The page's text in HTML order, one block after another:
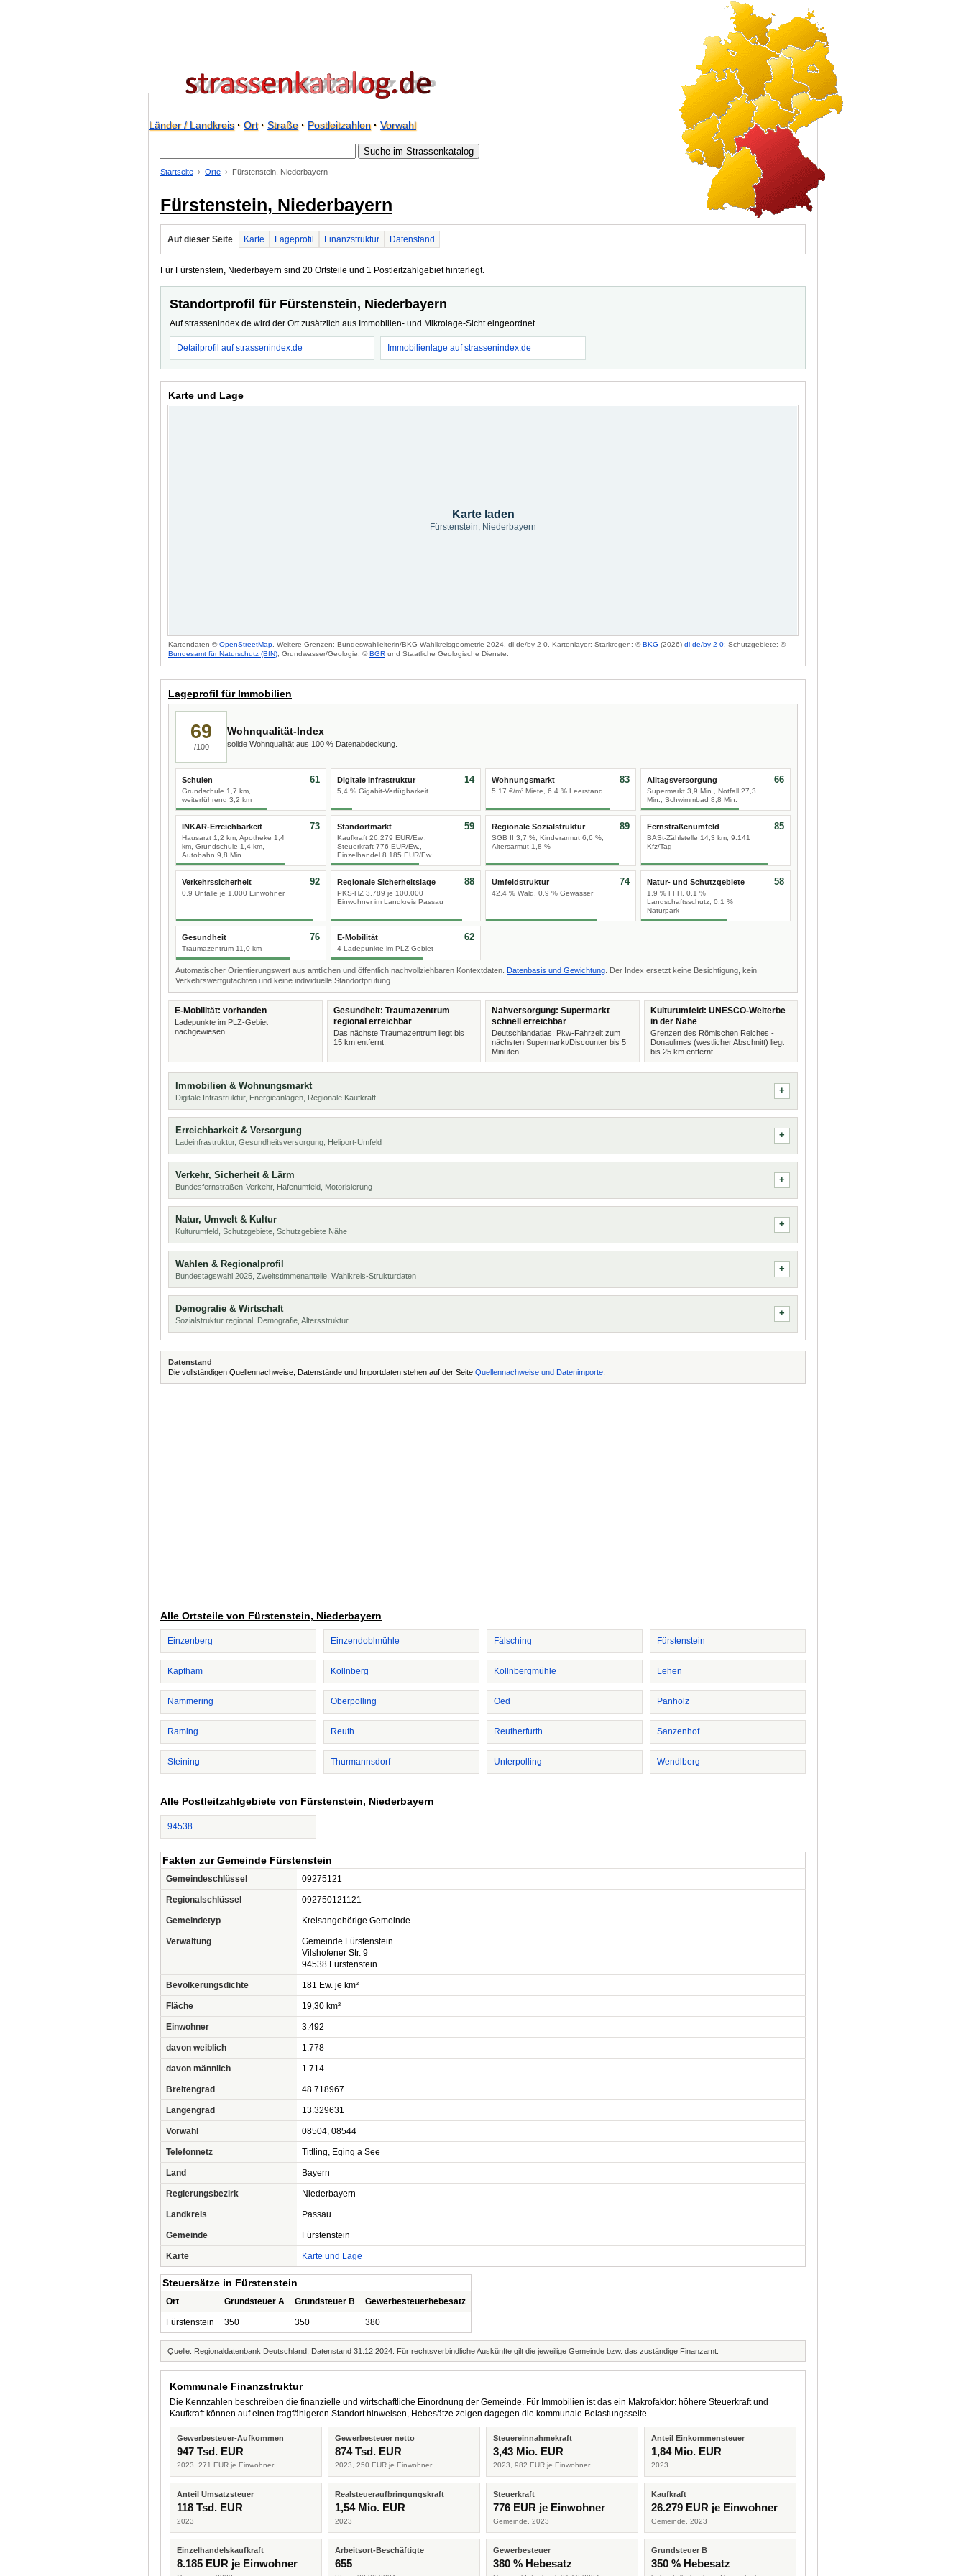
Länder / Landkreis· Ort· Straße· Postleitzahlen· Vorwahl
Startseite Orte Fürstenstein, Niederbayern
Fürstenstein, Niederbayern
Auf dieser Seite Karte Lageprofil Finanzstruktur Datenstand
Für Fürstenstein, Niederbayern sind 20 Ortsteile und 1 Postleitzahlgebiet hinterlegt.
Standortprofil für Fürstenstein, Niederbayern
Auf strassenindex.de wird der Ort zusätzlich aus Immobilien- und Mikrolage-Sicht eingeordnet.
Detailprofil auf strassenindex.de Immobilienlage auf strassenindex.de
Karte und Lage
Karte laden
Fürstenstein, Niederbayern
Kartendaten ©OpenStreetMap . Weitere Grenzen: Bundeswahlleiterin/BKG Wahlkreisgeometrie 2024, dl-de/by-2-0. Kartenlayer: Starkregen: ©BKG (2026) dl-de/by-2-0; Schutzgebiete: ©
Bundesamt für Naturschutz (BfN); Grundwasser/Geologie: ©BGR und Staatliche Geologische Dienste.
Lageprofil für Immobilien
69
/100
Wohnqualität-Index
solide Wohnqualität aus 100 % Datenabdeckung.
Schulen
Grundschule 1,7 km,
weiterführend 3,2 km
61 Digitale Infrastruktur
5,4 % Gigabit-Verfügbarkeit
14 Wohnungsmarkt
5,17 €/m² Miete, 6,4 % Leerstand
83 Alltagsversorgung
Supermarkt 3,9 Min., Notfall 27,3
Min., Schwimmbad 8,8 Min.
66
INKAR-Erreichbarkeit
Hausarzt 1,2 km, Apotheke 1,4
km, Grundschule 1,4 km,
Autobahn 9,8 Min.
73 Standortmarkt
Kaufkraft 26.279 EUR/Ew.,
Steuerkraft 776 EUR/Ew.,
Einzelhandel 8.185 EUR/Ew.
59 Regionale Sozialstruktur
SGB II 3,7 %, Kinderarmut 6,6 %,
Altersarmut 1,8 %
89 Fernstraßenumfeld
BASt-Zählstelle 14,3 km, 9.141
Kfz/Tag
85
Verkehrssicherheit
0,9 Unfälle je 1.000 Einwohner
92 Regionale Sicherheitslage
PKS-HZ 3.789 je 100.000
Einwohner im Landkreis Passau
88 Umfeldstruktur
42,4 % Wald, 0,9 % Gewässer
74 Natur- und Schutzgebiete
1,9 % FFH, 0,1 %
Landschaftsschutz, 0,1 %
Naturpark
58
Gesundheit
Traumazentrum 11,0 km
76 E-Mobilität
4 Ladepunkte im PLZ-Gebiet
62
Automatischer Orientierungswert aus amtlichen und öffentlich nachvollziehbaren Kontextdaten. Datenbasis und Gewichtung . Der Index ersetzt keine Besichtigung, kein
Verkehrswertgutachten und keine individuelle Standortprüfung.
E-Mobilität: vorhanden
Ladepunkte im PLZ-Gebiet
nachgewiesen.
Gesundheit: Traumazentrum
regional erreichbar
Das nächste Traumazentrum liegt bis
15 km entfernt.
Nahversorgung: Supermarkt
schnell erreichbar
Deutschlandatlas: Pkw-Fahrzeit zum
nächsten Supermarkt/Discounter bis 5
Minuten.
Kulturumfeld: UNESCO-Welterbe
in der Nähe
Grenzen des Römischen Reiches -
Donaulimes (westlicher Abschnitt) liegt
bis 25 km entfernt.
Immobilien & Wohnungsmarkt
Digitale Infrastruktur, Energieanlagen, Regionale Kaufkraft
Erreichbarkeit & Versorgung
Ladeinfrastruktur, Gesundheitsversorgung, Heliport-Umfeld
Verkehr, Sicherheit & Lärm
Bundesfernstraßen-Verkehr, Hafenumfeld, Motorisierung
Natur, Umwelt & Kultur
Kulturumfeld, Schutzgebiete, Schutzgebiete Nähe
Wahlen & Regionalprofil
Bundestagswahl 2025, Zweitstimmenanteile, Wahlkreis-Strukturdaten
Demografie & Wirtschaft
Sozialstruktur regional, Demografie, Altersstruktur
Datenstand
Die vollständigen Quellennachweise, Datenstände und Importdaten stehen auf der Seite Quellennachweise und Datenimporte
Alle Ortsteile von Fürstenstein, Niederbayern
Einzenberg Einzendoblmühle Fälsching Fürstenstein
Kapfham Kollnberg Kollnbergmühle Lehen
Nammering Oberpolling Oed Panholz
Raming Reuth Reutherfurth Sanzenhof
Steining Thurmannsdorf Unterpolling Wendlberg
Alle Postleitzahlgebiete von Fürstenstein, Niederbayern
94538
Fakten zur Gemeinde Fürstenstein
Gemeindeschlüssel 09275121
Regionalschlüssel 092750121121
Gemeindetyp Kreisangehörige Gemeinde
Verwaltung
Gemeinde Fürstenstein
Vilshofener Str. 9
94538 Fürstenstein
Bevölkerungsdichte 181 Ew. je km²
Fläche 19,30 km²
Einwohner 3.492
davon weiblich 1.778
davon männlich 1.714
Breitengrad 48.718967
Längengrad 13.329631
Vorwahl 08504, 08544
Telefonnetz Tittling, Eging a See
Land Bayern
Regierungsbezirk Niederbayern
Landkreis Passau
Gemeinde Fürstenstein
Karte Karte und Lage
Steuersätze in Fürstenstein
Ort Grundsteuer A Grundsteuer B Gewerbesteuerhebesatz
Fürstenstein 350 350 380
Quelle: Regionaldatenbank Deutschland, Datenstand 31.12.2024. Für rechtsverbindliche Auskünfte gilt die jeweilige Gemeinde bzw. das zuständige Finanzamt.
Kommunale Finanzstruktur
Die Kennzahlen beschreiben die finanzielle und wirtschaftliche Einordnung der Gemeinde. Für Immobilien ist das ein Makrofaktor: höhere Steuerkraft und
Kaufkraft können auf einen tragfähigeren Standort hinweisen, Hebesätze zeigen dagegen die kommunale Belastungsseite.
Gewerbesteuer-Aufkommen
947 Tsd. EUR
2023, 271 EUR je Einwohner
Gewerbesteuer netto
874 Tsd. EUR
2023, 250 EUR je Einwohner
Steuereinnahmekraft
3,43 Mio. EUR
2023, 982 EUR je Einwohner
Anteil Einkommensteuer
1,84 Mio. EUR
2023
Anteil Umsatzsteuer
118 Tsd. EUR
2023
Realsteueraufbringungskraft
1,54 Mio. EUR
2023
Steuerkraft
776 EUR je Einwohner
Gemeinde, 2023
Kaufkraft
26.279 EUR je Einwohner
Gemeinde, 2023
Einzelhandelskaufkraft
8.185 EUR je Einwohner
Arbeitsort-Beschäftigte
655
Gewerbesteuer
380 % Hebesatz
Grundsteuer B
350 % Hebesatz